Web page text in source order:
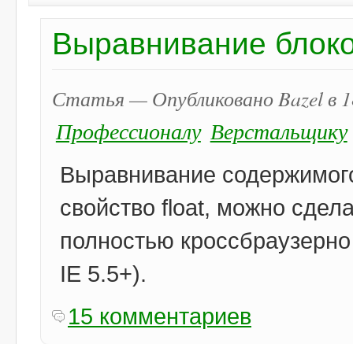
Выравнивание
Статья — Опубликовано Bazel в
Профессионалу Верстальщику
Выравнивание
свойство float, можно
полностью
IE 5.5+).
15 комментариев